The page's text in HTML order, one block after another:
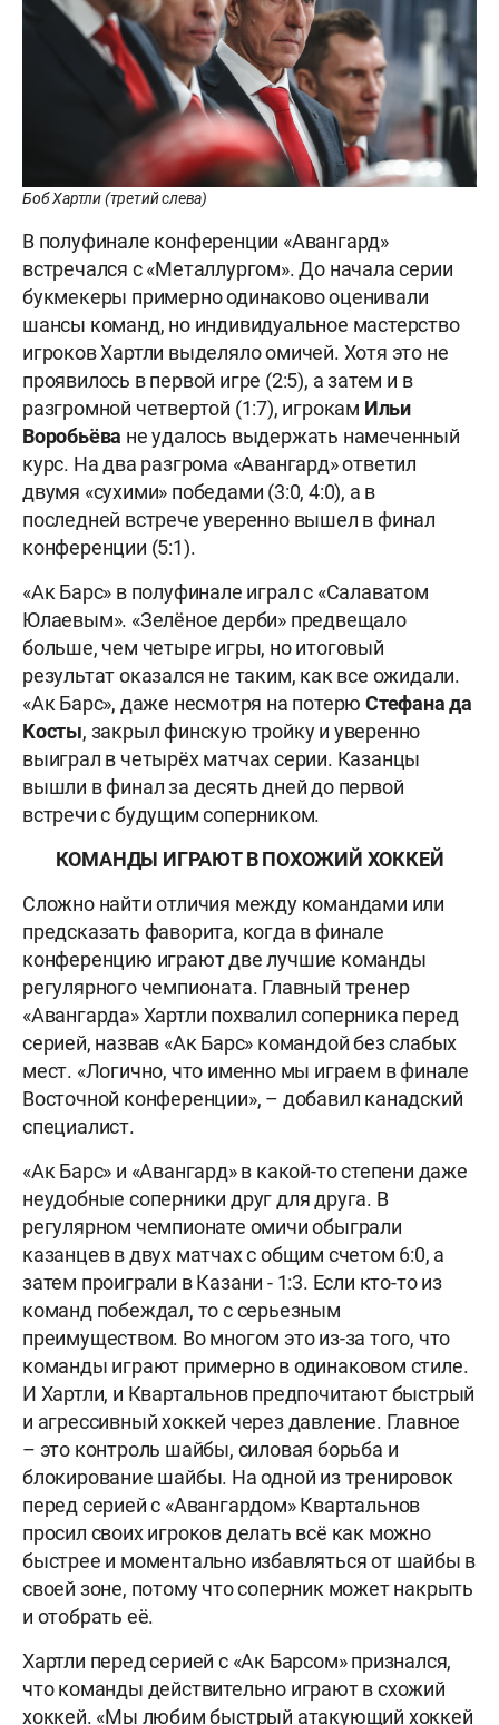
Боб Хартли (третий слева)
В полуфинале конференции «Авангард»
встречался с «Металлургом». До начала серии
букмекеры примерно одинаково оценивали
шансы команд, но индивидуальное мастерство
игроков Хартли выделяло омичей. Хотя это не
проявилось в первой игре (2:5), а затем и в
разгромной четвертой (1:7), игрокам Ильи
Воробьёва не удалось выдержать намеченный
курс. На два разгрома «Авангард» ответил
двумя «сухими» победами (3:0, 4:0), а в
последней встрече уверенно вышел в финал
конференции (5:1).
«Ак Барс» в полуфинале играл с «Салаватом
Юлаевым». «Зелёное дерби» предвещало
больше, чем четыре игры, но итоговый
результат оказался не таким, как все ожидали.
«Ак Барс», даже несмотря на потерю Стефана да
Косты, закрыл финскую тройку и уверенно
выиграл в четырёх матчах серии. Казанцы
вышли в финал за десять дней до первой
встречи с будущим соперником.
КОМАНДЫ ИГРАЮТ В ПОХОЖИЙ ХОККЕЙ
Сложно найти отличия между командами или
предсказать фаворита, когда в финале
конференцию играют две лучшие команды
регулярного чемпионата. Главный тренер
«Авангарда» Хартли похвалил соперника перед
серией, назвав «Ак Барс» командой без слабых
мест. «Логично, что именно мы играем в финале
Восточной конференции», – добавил канадский
специалист.
«Ак Барс» и «Авангард» в какой-то степени даже
неудобные соперники друг для друга. В
регулярном чемпионате омичи обыграли
казанцев в двух матчах с общим счетом 6:0, а
затем проиграли в Казани - 1:3. Если кто-то из
команд побеждал, то с серьезным
преимуществом. Во многом это из-за того, что
команды играют примерно в одинаковом стиле.
И Хартли, и Квартальнов предпочитают быстрый
и агрессивный хоккей через давление. Главное
– это контроль шайбы, силовая борьба и
блокирование шайбы. На одной из тренировок
перед серией с «Авангардом» Квартальнов
просил своих игроков делать всё как можно
быстрее и моментально избавляться от шайбы в
своей зоне, потому что соперник может накрыть
и отобрать её.
Хартли перед серией с «Ак Барсом» признался,
что команды действительно играют в схожий
хоккей. «Мы любим быстрый атакующий хоккей